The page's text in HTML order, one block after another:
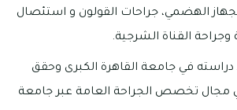
الهضمي، جراحات القولون و استئصال
وجراحة القناة الشرجية.
دراسته في جامعة القاهرة الكبرى وحقق
مجال تخصص الجراحة العامة عبر جامعة